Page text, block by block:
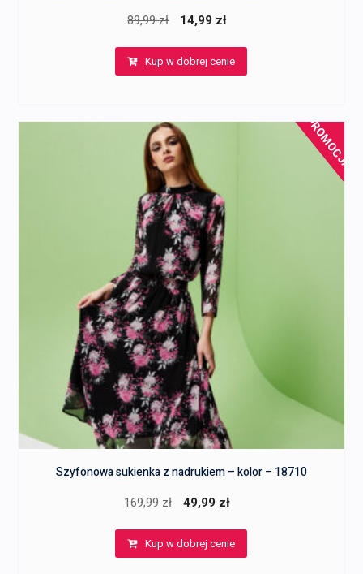
89,99zł
Pierwotna
wynosiła:
14,99 zł
wynosi:
Kup w dobrej cenie
PROMOCJA!
Szyfonowa sukienka z nadrukiem – kolor – 18710
169,99zł
Pierwotna
wynosiła:
49,99 zł
Kup w dobrej cenie